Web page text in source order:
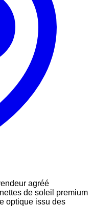
agréé
de soleil premium
optique issu des